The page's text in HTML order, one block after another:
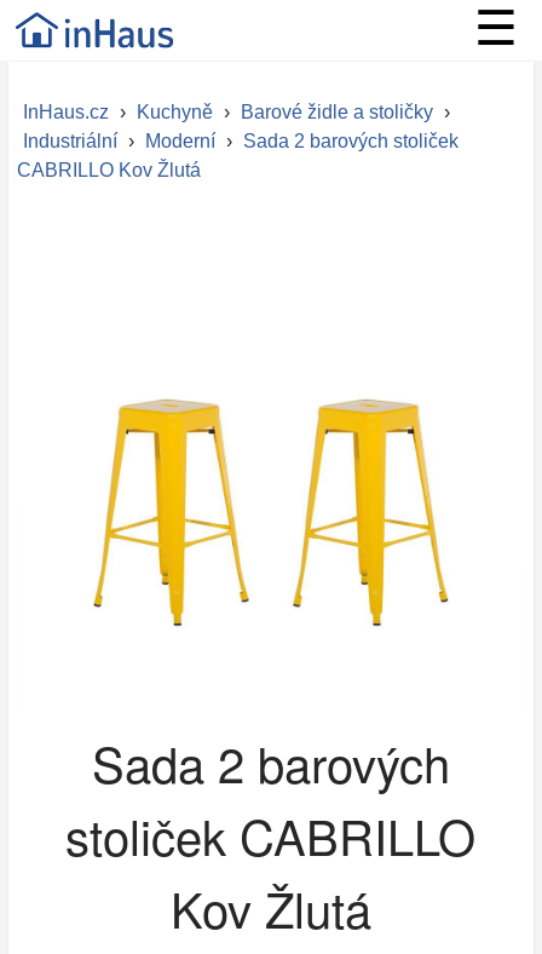
☰
InHaus.cz › Kuchyně › Barové židle a stoličky ›
Industriální › Moderní › Sada 2 barových stoliček
CABRILLO Kov Žlutá
Sada 2 barových
stoliček CABRILLO
Kov Žlutá